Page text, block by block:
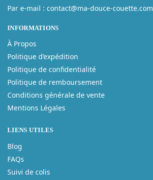
Par e-mail : contact@ma-douce-couette.com
INFORMATIONS
À Propos
Politique d’expédition
Politique de confidentialité
Politique de remboursement
Conditions générale de vente
Mentions Légales
LIENS UTILES
Blog
FAQs
Suivi de colis